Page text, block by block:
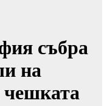
събра
на
чешката